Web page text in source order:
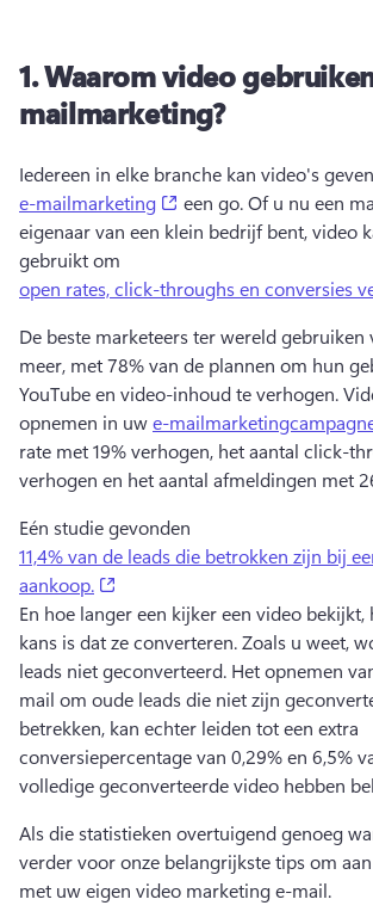
1.Waarom video
mailmarketing?
Iedereen in elke branche kan video's geven
e-mailmarketing
(opens in a new tab)
een go. Of u nu een
eigenaar van een klein bedrijf bent, video
gebruikt om
open rates, click-throughs en conversies
De beste marketeers ter wereld gebruiken
meer, met 78% van de plannen om hun
YouTube en video-inhoud te verhogen.
opnemen in uw e-
rate met 19% verhogen, het aantal click-
verhogen en het aantal afmeldingen met
Eén studie gevonden
11,4% van de leads die betrokken zijn bij
aankoop.
En hoe langer een kijker een video
kans is dat ze converteren. Zoals u weet,
leads niet geconverteerd. Het opnemen
mail om oude leads die niet zijn
betrekken, kan echter leiden tot een extra
conversiepercentage van 0,29% en 6,5%
volledige geconverteerde video hebben
Als die statistieken overtuigend genoeg
verder voor onze belangrijkste tips om
met uw eigen video marketing e-mail.